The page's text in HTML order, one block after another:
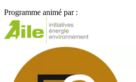
Programme animé par :